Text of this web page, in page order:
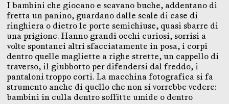
I bambini che giocano e scavano buche, addentano di
fretta un panino, guardano dalle scale di case di
ringhiera o dietro le porte semichiuse, quasi sbarre di
una prigione. Hanno grandi occhi curiosi, sorrisi a
volte spontanei altri sfacciatamente in posa, i corpi
dentro quelle magliette a righe strette, un cappello di
traverso, il giubbotto per difendersi dal freddo, i
pantaloni troppo corti. La macchina fotografica si fa
strumento anche di quello che non si vorrebbe vedere:
bambini in culla dentro soffitte umide o dentro